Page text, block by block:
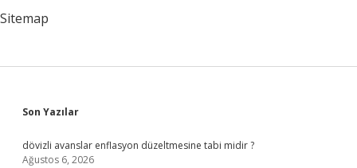
Sitemap
Sidebar
Son Yazılar
dövizli avanslar enflasyon düzeltmesine tabi midir ?
Ağustos 6, 2026